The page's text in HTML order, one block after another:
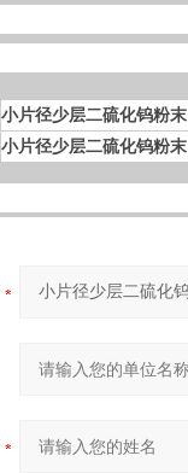
小片径少层二硫化钨粉末
小片径少层二硫化钨粉末